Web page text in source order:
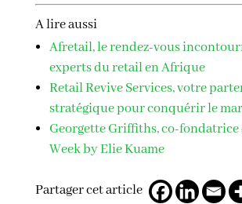
A lire aussi
Afretail, le rendez-vous
experts du retail en Afrique
Retail Revive Services, votre
stratégique pour conquérir le
Georgette Griffiths, co-fondatrice
Week by Elie Kuame
Partager cet article